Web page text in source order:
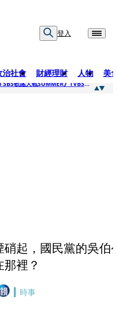
登入
治社會 財經理財 人物 美
邊看偶像邊拚韓國行 《2026 SBS歌謠大戰SUMMER》TVBS直播祭追星福利
起，國民黨的吳伯
那裡？
時事